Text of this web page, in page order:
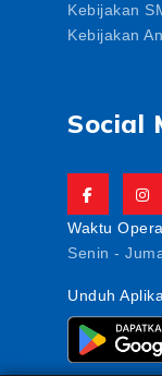
Kebijakan
Kebijakan
Social
Waktu
Senin -
Unduh